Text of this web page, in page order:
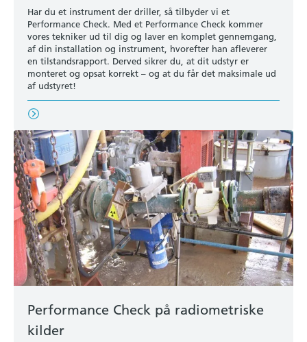
Har du et instrument der driller, så tilbyder vi et
Performance Check. Med et Performance Check kommer
vores tekniker ud til dig og laver en komplet gennemgang,
af din installation og instrument, hvorefter han afleverer
en tilstandsrapport. Derved sikrer du, at dit udstyr er
monteret og opsat korrekt – og at du får det maksimale ud
af udstyret!
Performance Check på radiometriske
kilder